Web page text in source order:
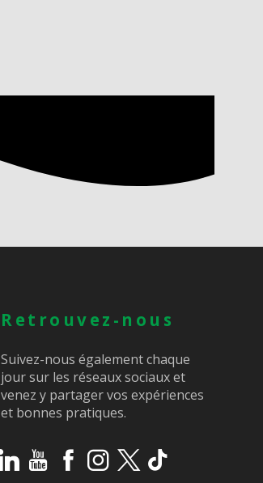
Retrouvez-nous
Suivez-nous également chaque
jour sur les réseaux sociaux et
venez y partager vos expériences
et bonnes pratiques.